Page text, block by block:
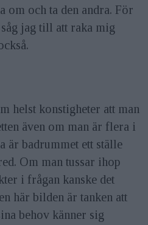
om och ta den andra. För
jag till att raka mig
helst konstigheter att man
även om man är flera i
är badrummet ett ställe
Om man tussar ihop
i frågan kanske det
här bilden är tanken att
behov känner sig